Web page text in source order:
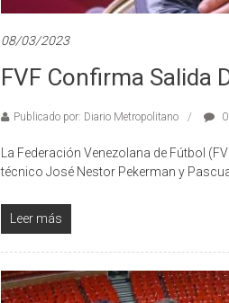
08/03/2023
FVF Confirma Salida
Publicado por: Diario Metropolitano
La Federación Venezolana de Fútbol
técnico José Nestor Pekerman y
Leer más